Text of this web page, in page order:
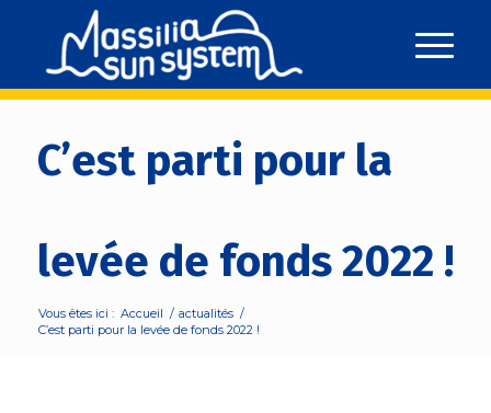
C’est parti pour la
levée de fonds 2022 !
Vous êtes ici : Accueil / actualités /
C’est parti pour la levée de fonds 2022 !